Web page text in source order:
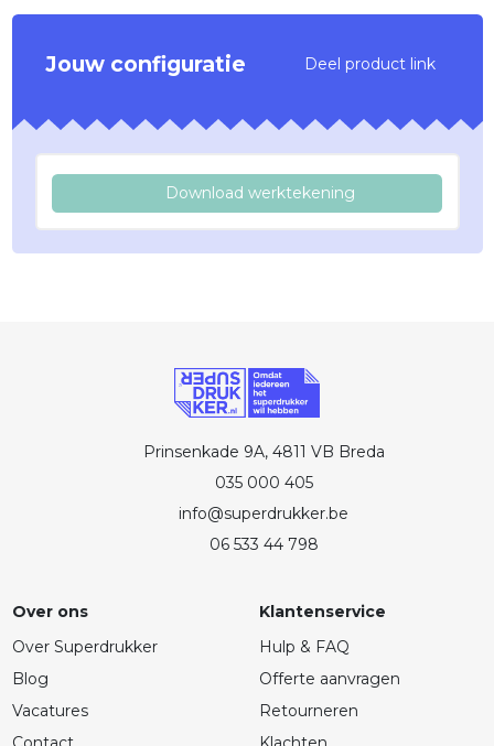
Jouw configuratie Deel product link
Download werktekening
Prinsenkade 9A, 4811 VB Breda
035 000 405
info@superdrukker.be
06 533 44 798
Over ons
Over Superdrukker
Blog
Vacatures
Klantenservice
Hulp & FAQ
Offerte aanvragen
Retourneren